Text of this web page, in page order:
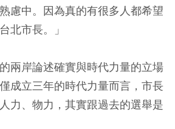
慮中。因為真的有很多人都希望
北市長。」
兩岸論述確實與時代力量的立場
成立三年的時代力量而言，市長
力、物力，其實跟過去的選舉是